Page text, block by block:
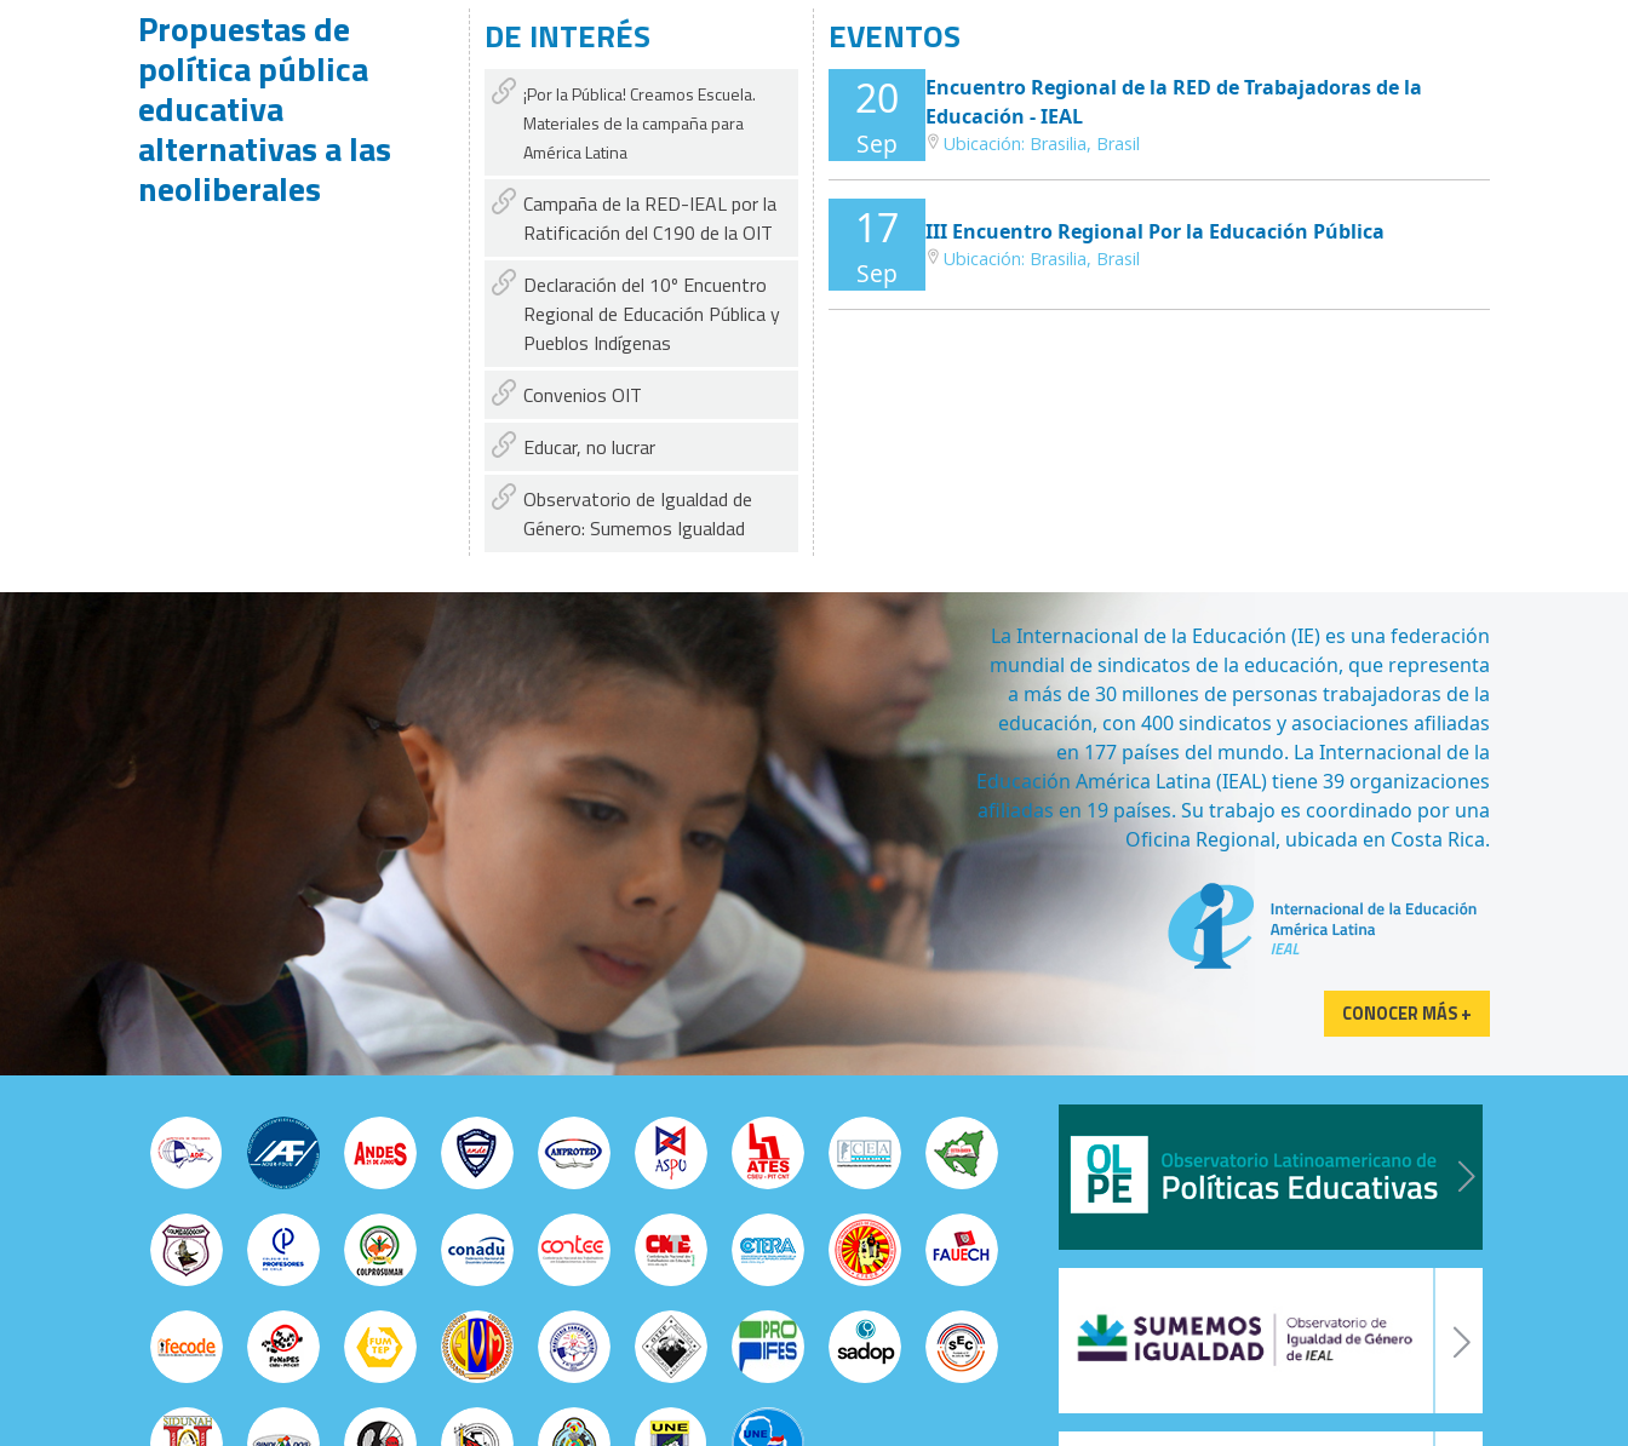
Propuestas de
política pública
educativa
alternativas a las
neoliberales
DE INTERÉS
¡Por la Pública! Creamos Escuela.
Materiales de la campaña para
América Latina
Campaña de la RED-IEAL por la
Ratificación del C190 de la OIT
Declaración del 10º Encuentro
Regional de Educación Pública y
Pueblos Indígenas
Convenios OIT
Educar, no lucrar
Observatorio de Igualdad de
Género: Sumemos Igualdad
EVENTOS
20
Sep
Encuentro Regional de la RED de Trabajadoras de la
Educación - IEAL
Ubicación: Brasilia, Brasil
17
Sep
III Encuentro Regional Por la Educación Pública
Ubicación: Brasilia, Brasil
La Internacional de la Educación (IE) es una federación
mundial de sindicatos de la educación, que representa
a más de 30 millones de personas trabajadoras de la
educación, con 400 sindicatos y asociaciones afiliadas
en 177 países del mundo. La Internacional de la
Educación América Latina (IEAL) tiene 39 organizaciones
afiliadas en 19 países. Su trabajo es coordinado por una
Oficina Regional, ubicada en Costa Rica.
CONOCER MÁS +